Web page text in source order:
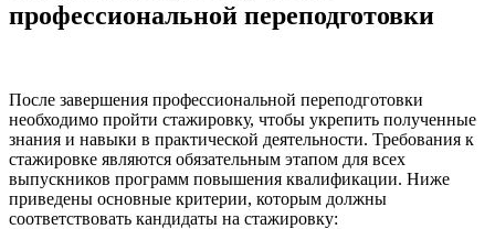
профессиональной переподготовки
После завершения профессиональной переподготовки
необходимо пройти стажировку, чтобы укрепить полученные
знания и навыки в практической деятельности. Требования к
стажировке являются обязательным этапом для всех
выпускников программ повышения квалификации. Ниже
приведены основные критерии, которым должны
соответствовать кандидаты на стажировку: